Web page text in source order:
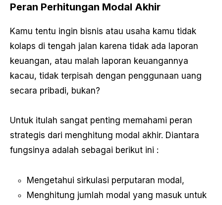
Peran Perhitungan Modal Akhir
Kamu tentu ingin bisnis atau usaha kamu tidak
kolaps di tengah jalan karena tidak ada laporan
keuangan, atau malah laporan keuangannya
kacau, tidak terpisah dengan penggunaan uang
secara pribadi, bukan?
Untuk itulah sangat penting memahami peran
strategis dari menghitung modal akhir. Diantara
fungsinya adalah sebagai berikut ini :
Mengetahui sirkulasi perputaran modal,
Menghitung jumlah modal yang masuk untuk